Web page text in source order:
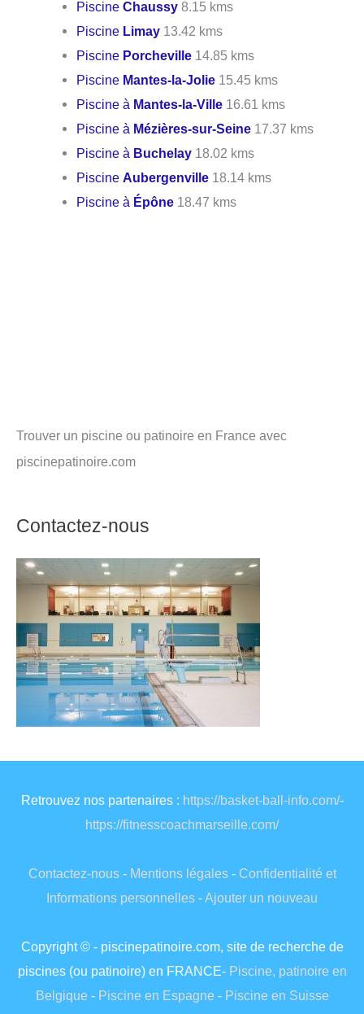
PiscineChaussy 8.15 kms
Piscine Limay 13.42 kms
Piscine Porcheville 14.85 kms
Piscine Mantes-la-Jolie 15.45 kms
Piscine à Mantes-la-Ville 16.61 kms
Piscine à Mézières-sur-Seine 17.37 kms
Piscine à Buchelay 18.02 kms
PiscineAubergenville 18.14 kms
Piscine à Épône 18.47 kms
Trouver un piscine ou patinoire en France avec
piscinepatinoire.com
Contactez-nous
Retrouvez nos partenaires : https://basket-ball-info.com/-
https://fitnesscoachmarseille.com/
Contactez-nous- Mentions légales- Confidentialité et
Informations personnelles -Ajouter un nouveau
Copyright © - piscinepatinoire.com, site de recherche de
piscines (ou patinoire) en FRANCE- Piscine, patinoire en
Belgique- Piscine en Espagne- Piscine en Suisse